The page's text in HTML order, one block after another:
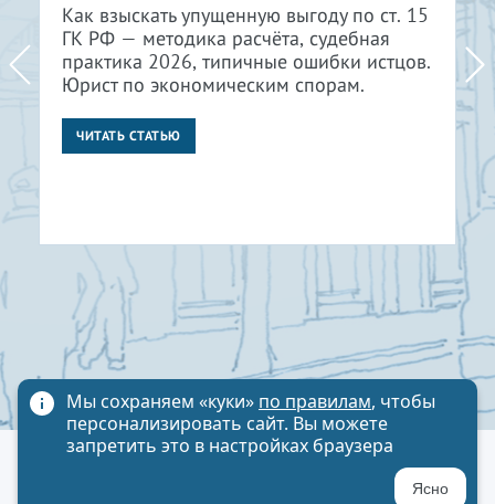
Как взыскать упущенную выгоду по ст. 15
ГК РФ — методика расчёта, судебная
практика 2026, типичные ошибки истцов.
Юрист по экономическим спорам.
ЧИТАТЬ СТАТЬЮ
Политика обработки персональных данных
Мы сохраняем «куки» по правилам, чтобы
персонализировать сайт. Вы можете
запретить это в настройках браузера
Ясно